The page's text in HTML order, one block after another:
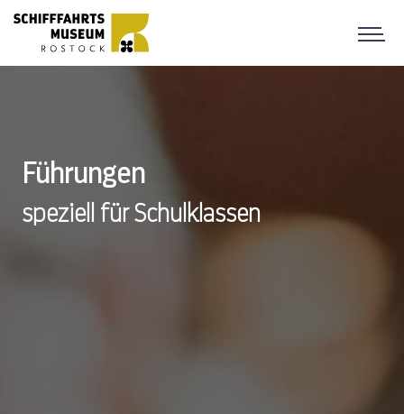
Führungen
speziell für Schulklassen